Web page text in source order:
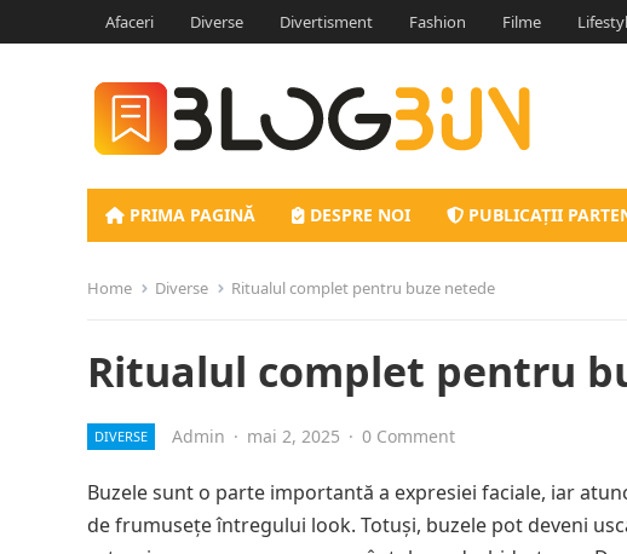
Afaceri Diverse Divertisment Fashion Filme
PRIMA PAGINĂ DESPRE NOI PUBLICAȚII
Home Diverse Ritualul complet pentru buze netede
Ritualul complet pentru
DIVERSE Admin · mai 2, 2025 · 0 Comment
Buzele sunt o parte importantă a expresiei faciale, iar
de frumusețe întregului look. Totuși, buzele pot deveni